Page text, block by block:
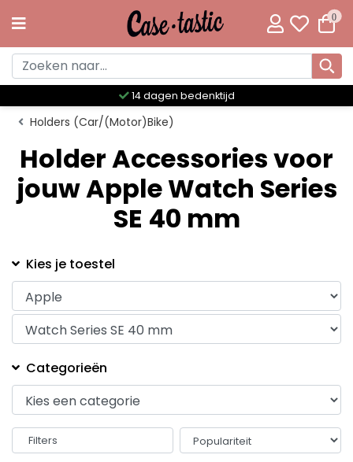
0
14 dagen bedenktijd
Holders (Car/(Motor)Bike)
Holder Accessories voor
jouw Apple Watch Series
SE 40 mm
Kies je toestel
Categorieën
Filters